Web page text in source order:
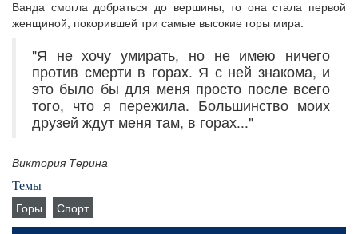
Ванда смогла добраться до вершины, то она стала первой
женщиной, покорившей три самые высокие горы мира.
"Я не хочу умирать, но не имею ничего
против смерти в горах. Я с ней знакома, и
это было бы для меня просто после всего
того, что я пережила. Большинство моих
друзей ждут меня там, в горах..."
Виктория Терина
Темы
Горы Спорт